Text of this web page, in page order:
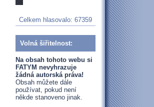
Celkem hlasovalo: 67359
Volná šiřitelnost:
Na obsah tohoto webu si
FATYM nevyhrazuje
žádná autorská práva!
Obsah můžete dále
používat, pokud není
někde stanoveno jinak.